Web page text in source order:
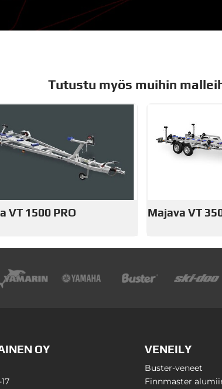
Tutustu myös muihin
VT 1500 PRO Majava VT
OY VENEILY
Buster-veneet
Finnmaster